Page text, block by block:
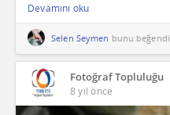
Devamını oku
Selen Seymen bunu beğendi
Fotoğraf Topluluğu
8 yıl önce